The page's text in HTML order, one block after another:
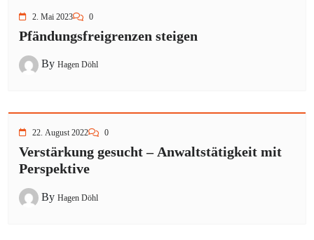
2. Mai 2023 0
Pfändungsfreigrenzen steigen
By Hagen Döhl
22. August 2022 0
Verstärkung gesucht – Anwaltstätigkeit mit
Perspektive
By Hagen Döhl